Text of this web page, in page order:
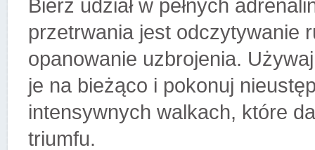
Bierz udział w pełnych
przetrwania jest odczytywanie
opanowanie uzbrojenia.
je na bieżąco i pokonuj
intensywnych walkach, które
triumfu.